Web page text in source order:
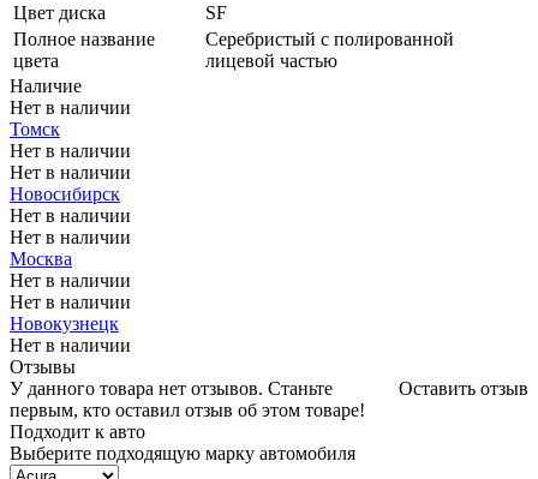
Цвет диска
SF
Полное название
цвета
Серебристый с полированной
лицевой частью
Наличие
Нет в наличии
Томск
Нет в наличии
Нет в наличии
Новосибирск
Нет в наличии
Нет в наличии
Москва
Нет в наличии
Нет в наличии
Новокузнецк
Нет в наличии
Отзывы
Оставить отзыв
У данного товара нет отзывов. Станьте
первым, кто оставил отзыв об этом товаре!
Подходит к авто
Выберите подходящую марку автомобиля